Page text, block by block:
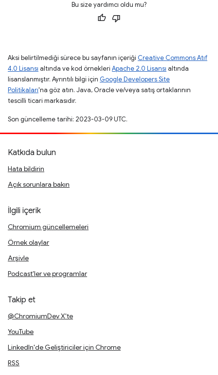
Bu size yardımcı oldu mu?
Aksi belirtilmediği sürece bu sayfanın içeriği Creative Commons Atıf
4.0 Lisansı altında ve kod örnekleri Apache 2.0 Lisansı altında
lisanslanmıştır. Ayrıntılı bilgi için Google Developers Site
Politikaları'na göz atın. Java, Oracle ve/veya satış ortaklarının
tescilli ticari markasıdır.
Son güncelleme tarihi: 2023-03-09 UTC.
Katkıda bulun
Hata bildirin
Açık sorunlara bakın
İlgili içerik
Chromium güncellemeleri
Örnek olaylar
Arşivle
Podcast'ler ve programlar
Takip et
@ChromiumDev X'te
YouTube
LinkedIn'de Geliştiriciler için Chrome
RSS